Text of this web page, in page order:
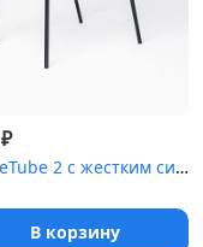
₽
Стул LeTube 2 с жестким сиденьем [(окрашенный каркас)]
В корзину